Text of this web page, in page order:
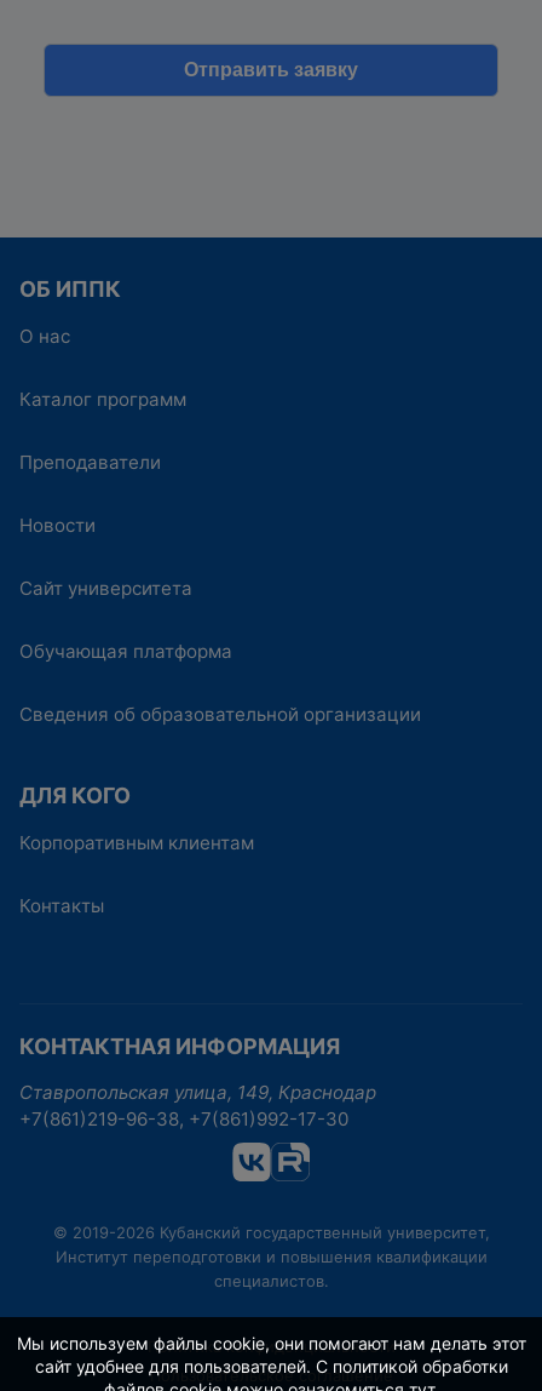
ОБ ИППК
О нас
Каталог программ
Преподаватели
Новости
Сайт университета
Обучающая платформа
Сведения об образовательной организации
ДЛЯ КОГО
Корпоративным клиентам
Контакты
КОНТАКТНАЯ ИНФОРМАЦИЯ
Ставропольская улица, 149, Краснодар
+7(861)219-96-38, +7(861)992-17-30
© 2019-2026 Кубанский государственный университет,
Институт переподготовки и повышения квалификации
специалистов.
Политика конфиденциальности
Пользовательское соглашение
Мы используем файлы cookie, они помогают нам делать этот
сайт удобнее для пользователей. С политикой обработки